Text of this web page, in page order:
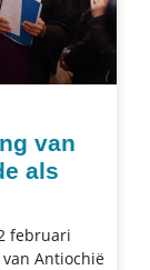
van
als
februari
Antiochië